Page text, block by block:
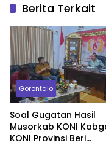
Berita Terkait
Gorontalo
Soal Gugatan Hasil
Musorkab KONI
KONI Provinsi Beri